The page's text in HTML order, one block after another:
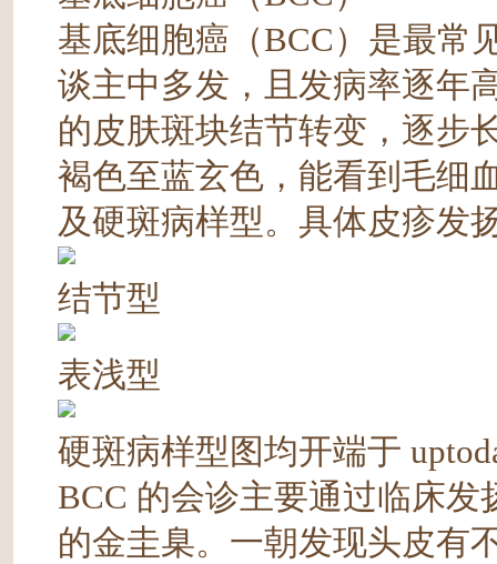
基底细胞癌（BCC）是最常
谈主中多发，且发病率逐年
的皮肤斑块结节转变，逐步
褐色至蓝玄色，能看到毛细
及硬斑病样型。具体皮疹发
结节型
表浅型
硬斑病样型图均开端于
BCC 的会诊主要通过临床
的金圭臬。一朝发现头皮有